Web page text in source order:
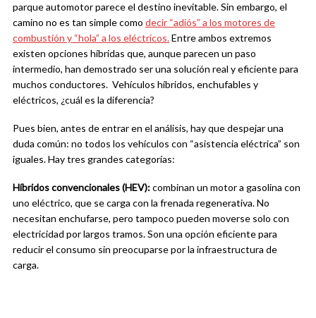
parque automotor parece el destino inevitable. Sin embargo, el
camino no es tan simple como decir “adiós” a los motores de
combustión y “hola” a los eléctricos.Entre ambos extremos
existen opciones híbridas que, aunque parecen un paso
intermedio, han demostrado ser una solución real y eficiente para
muchos conductores. Vehículos híbridos, enchufables y
eléctricos, ¿cuál es la diferencia?
Pues bien, antes de entrar en el análisis, hay que despejar una
duda común: no todos los vehículos con “asistencia eléctrica” son
iguales. Hay tres grandes categorías:
Híbridos convencionales (HEV):combinan un motor a gasolina con
uno eléctrico, que se carga con la frenada regenerativa. No
necesitan enchufarse, pero tampoco pueden moverse solo con
electricidad por largos tramos. Son una opción eficiente para
reducir el consumo sin preocuparse por la infraestructura de
carga.